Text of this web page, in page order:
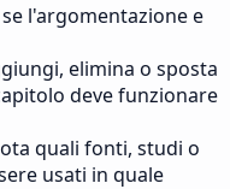
l'argomentazione e
elimina o sposta
deve funzionare
quali fonti, studi o
usati in quale